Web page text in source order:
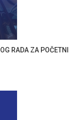
RADA ZA POČETNI